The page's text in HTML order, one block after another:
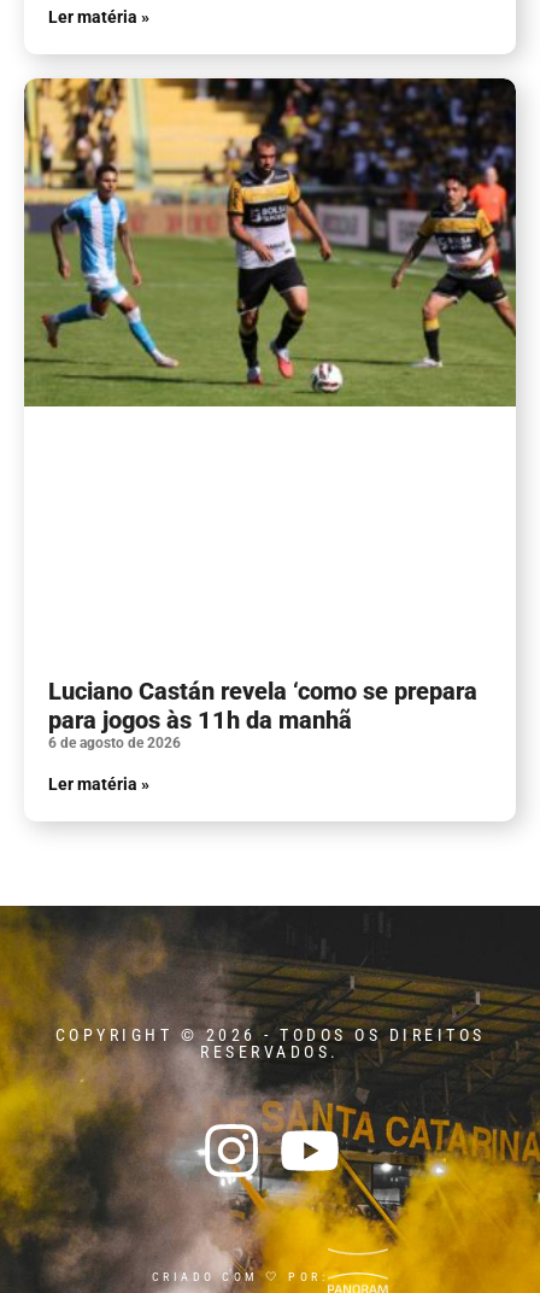
Ler matéria »
Luciano Castán revela ‘como se prepara
para jogos às 11h da manhã
6 de agosto de 2026
Ler matéria »
COPYRIGHT © 2026 - TODOS OS DIREITOS
RESERVADOS.
CRIADO COM 🤍 POR: